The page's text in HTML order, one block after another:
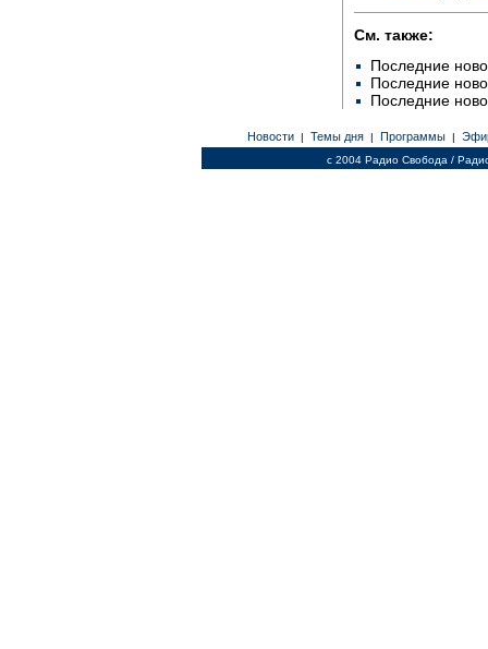
См. также:
Последние
Последние
Последние
Новости | Темы дня | Программы |
c 2004 Радио Свобода /